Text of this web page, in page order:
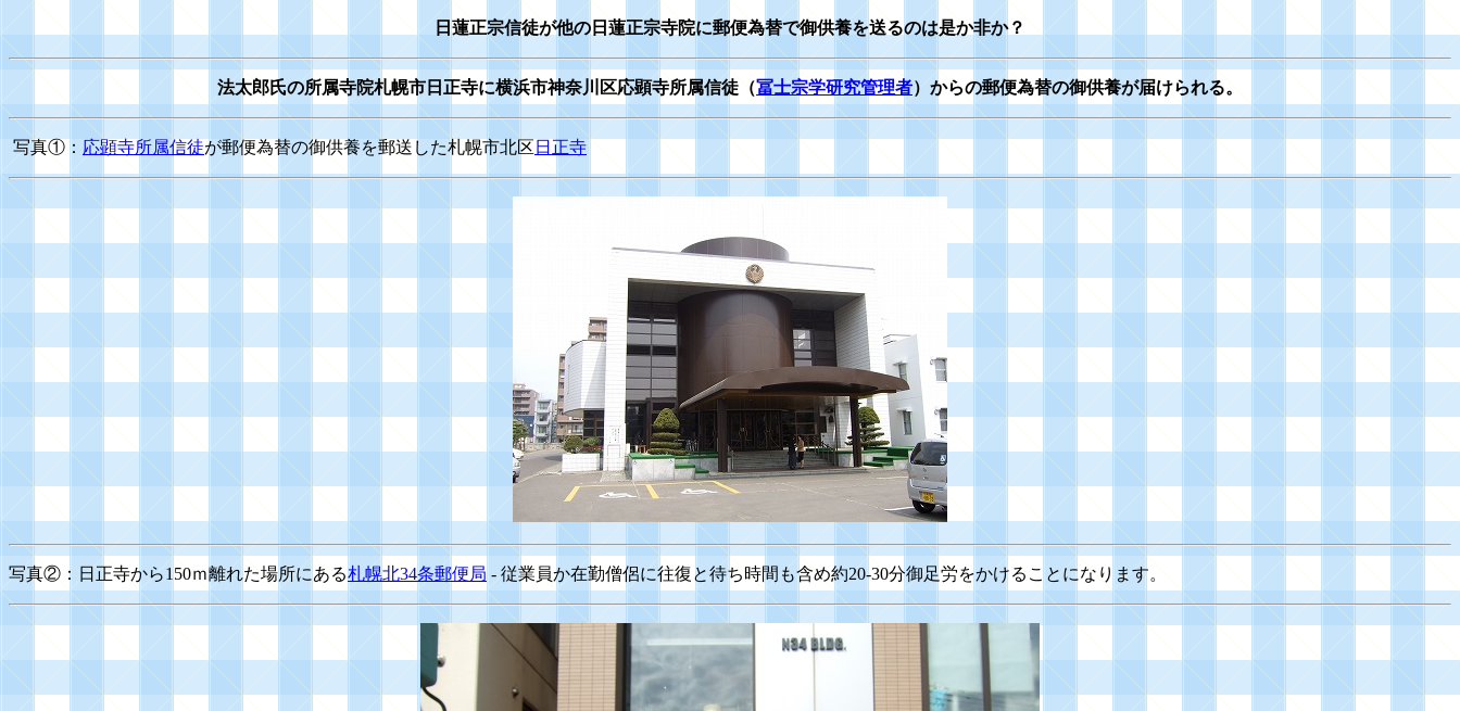
日蓮正宗信徒が他の日蓮正宗寺院に郵便為替で御供養を送るのは是か非か？
法太郎氏の所属寺院札幌市日正寺に横浜市神奈川区応顕寺所属信徒（冨士宗学研究管理者）からの郵便為替の御供養が届けられる。
写真①： 応顕寺所属信徒が郵便為替の御供養を郵送した札幌市北区 日正寺
写真②：日正寺から150ｍ離れた場所にある札幌北34条郵便局 - 従業員か在勤僧侶に往復と待ち時間も含め約20-30分御足労をかけることになります。